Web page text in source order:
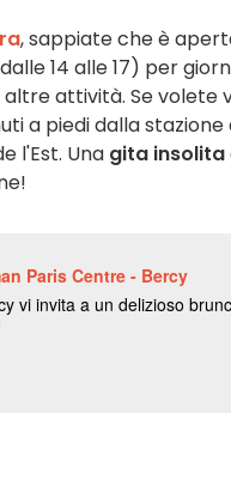
, sappiate che è
14 alle 17) per
attività. Se volete
a piedi dalla stazione
l'Est. Una gita insolita